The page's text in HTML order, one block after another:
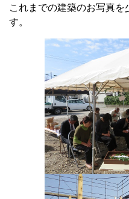
これまでの建築のお写真を
す。